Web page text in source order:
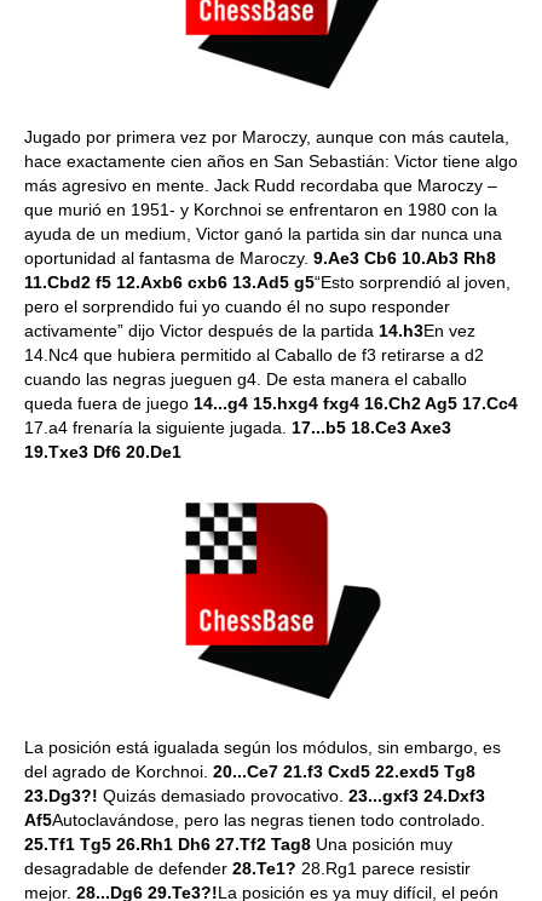
Jugado por primera vez por Maroczy, aunque con más cautela,
hace exactamente cien años en San Sebastián: Victor tiene algo
más agresivo en mente. Jack Rudd recordaba que Maroczy –
que murió en 1951- y Korchnoi se enfrentaron en 1980 con la
ayuda de un medium, Victor ganó la partida sin dar nunca una
oportunidad al fantasma de Maroczy. 9.Ae3 Cb6 10.Ab3 Rh8
11.Cbd2 f5 12.Axb6 cxb6 13.Ad5 g5“Esto sorprendió al joven,
pero el sorprendido fui yo cuando él no supo responder
activamente” dijo Victor después de la partida 14.h3En vez
14.Nc4 que hubiera permitido al Caballo de f3 retirarse a d2
cuando las negras jueguen g4. De esta manera el caballo
queda fuera de juego 14...g4 15.hxg4 fxg4 16.Ch2 Ag5 17.Cc4
17.a4 frenaría la siguiente jugada. 17...b5 18.Ce3 Axe3
19.Txe3 Df6 20.De1
La posición está igualada según los módulos, sin embargo, es
del agrado de Korchnoi. 20...Ce7 21.f3 Cxd5 22.exd5 Tg8
23.Dg3?! Quizás demasiado provocativo. 23...gxf3 24.Dxf3
Af5Autoclavándose, pero las negras tienen todo controlado.
25.Tf1 Tg5 26.Rh1 Dh6 27.Tf2 Tag8 Una posición muy
desagradable de defender 28.Te1? 28.Rg1 parece resistir
mejor. 28...Dg6 29.Te3?!La posición es ya muy difícil, el peón